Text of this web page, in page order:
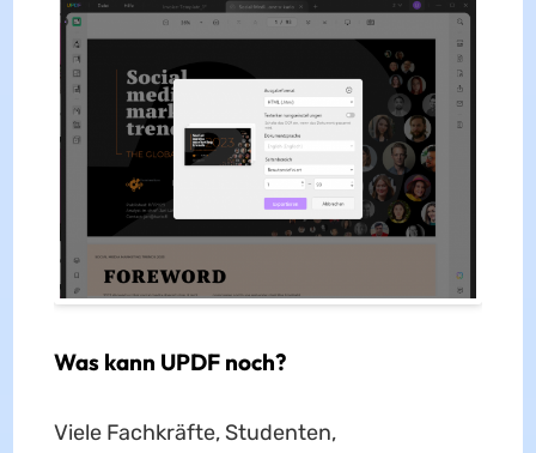
Was kann UPDF noch?
Viele Fachkräfte, Studenten,